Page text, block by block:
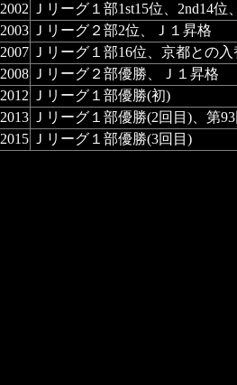
2002
Ｊリーグ１部1st15位、2nd14
2003
Ｊリーグ２部2位、Ｊ１昇格
2007
Ｊリーグ１部16位、京都との
2008
Ｊリーグ２部優勝、Ｊ１昇格
2012
Ｊリーグ１部優勝(初)
2013
Ｊリーグ１部優勝(2回目)、第
2015
Ｊリーグ１部優勝(3回目)